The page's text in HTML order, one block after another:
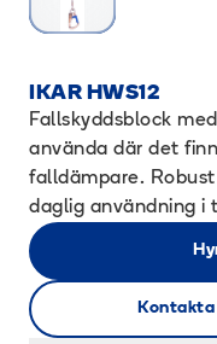
IKAR HWS12
Fallskyddsblock
använda där det
falldämpare.
daglig användning i